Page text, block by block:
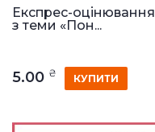
Експрес-оцінювання
з теми «Пон...
5.00 ₴ КУПИТИ